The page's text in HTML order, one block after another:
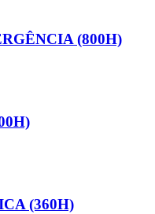
(800H)
(360H)